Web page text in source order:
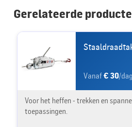
Gerelateerde
Vanaf€ 30/
Voor het heffen - trekken en
toepassingen.